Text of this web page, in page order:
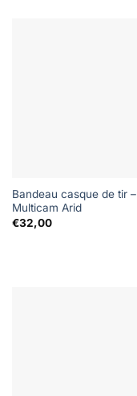
Bandeau casque de tir –
Multicam Arid
€32,00